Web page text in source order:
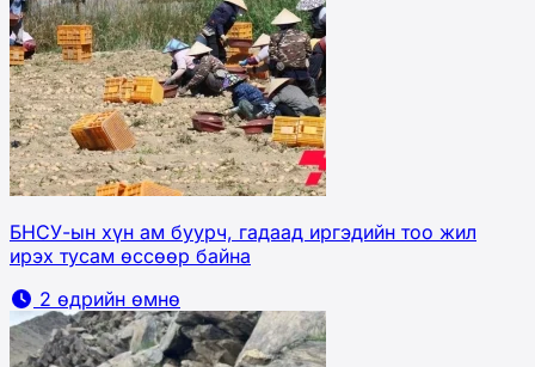
БНСУ-ын хүн ам буурч, гадаад иргэдийн тоо жил
ирэх тусам өссөөр байна
2 өдрийн өмнө